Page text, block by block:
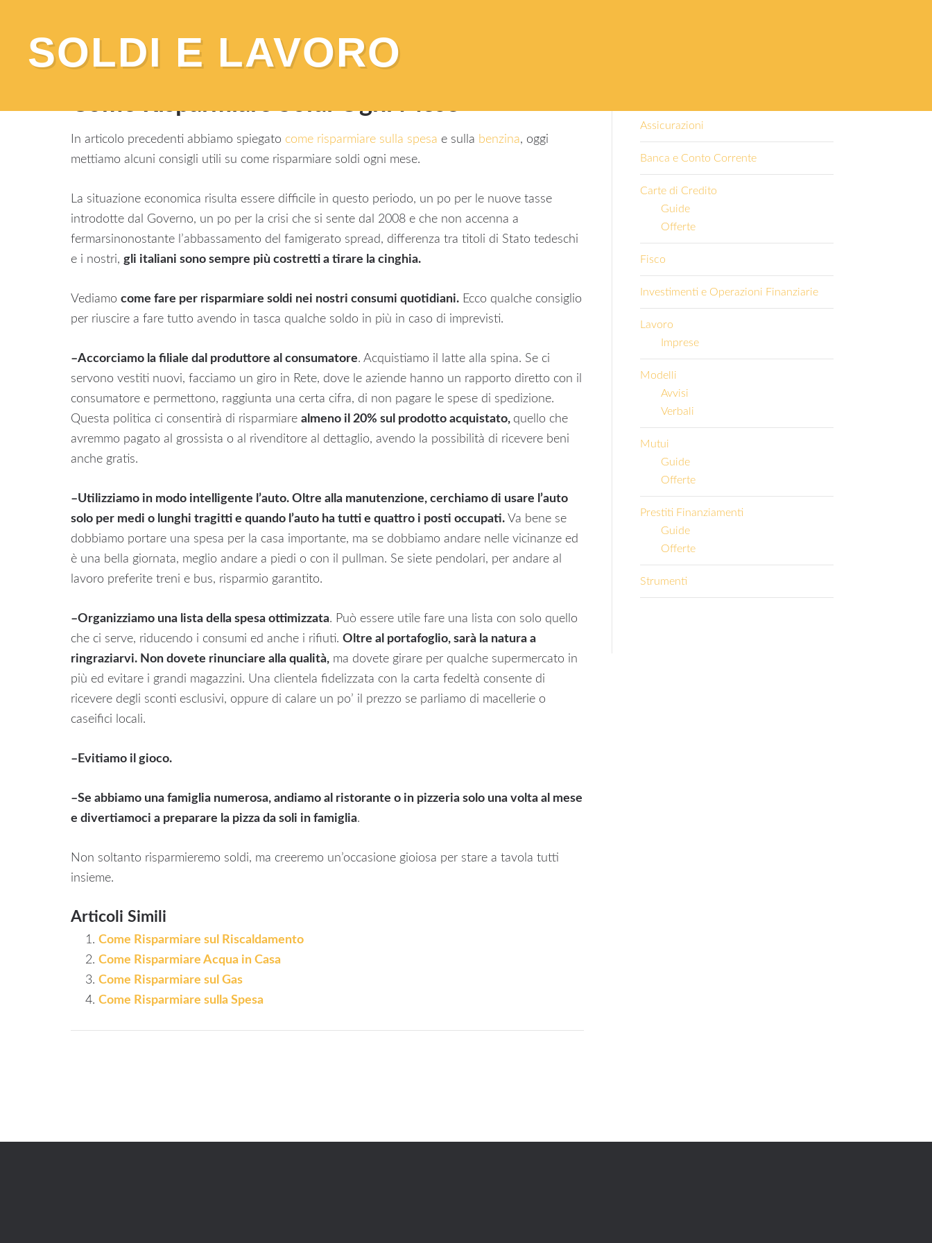
SOLDI E LAVORO
You are here:Home / Altro /Come Risparmiare Soldi Ogni Mese
In articolo precedenti abbiamo spiegato come risparmiare sulla spesa e sulla benzina, oggi
mettiamo alcuni consigli utili su come risparmiare soldi ogni mese.
La situazione economica risulta essere difficile in questo periodo, un po per le nuove tasse
introdotte dal Governo, un po per la crisi che si sente dal 2008 e che non accenna a
fermarsinonostante l’abbassamento del famigerato spread, differenza tra titoli di Stato tedeschi
e i nostri, gli italiani sono sempre più costretti a tirare la cinghia.
Vediamo come fare per risparmiare soldi nei nostri consumi quotidiani. Ecco qualche consiglio
per riuscire a fare tutto avendo in tasca qualche soldo in più in caso di imprevisti.
–Accorciamo la filiale dal produttore al consumatore. Acquistiamo il latte alla spina. Se ci
servono vestiti nuovi, facciamo un giro in Rete, dove le aziende hanno un rapporto diretto con il
consumatore e permettono, raggiunta una certa cifra, di non pagare le spese di spedizione.
Questa politica ci consentirà di risparmiare almeno il 20% sul prodotto acquistato, quello che
avremmo pagato al grossista o al rivenditore al dettaglio, avendo la possibilità di ricevere beni
anche gratis.
–Utilizziamo in modo intelligente l’auto. Oltre alla manutenzione, cerchiamo di usare l’auto
solo per medi o lunghi tragitti e quando l’auto ha tutti e quattro i posti occupati. Va bene se
dobbiamo portare una spesa per la casa importante, ma se dobbiamo andare nelle vicinanze ed
è una bella giornata, meglio andare a piedi o con il pullman. Se siete pendolari, per andare al
lavoro preferite treni e bus, risparmio garantito.
–Organizziamo una lista della spesa ottimizzata. Può essere utile fare una lista con solo quello
che ci serve, riducendo i consumi ed anche i rifiuti. Oltre al portafoglio, sarà la natura a
ringraziarvi. Non dovete rinunciare alla qualità, ma dovete girare per qualche supermercato in
più ed evitare i grandi magazzini. Una clientela fidelizzata con la carta fedeltà consente di
ricevere degli sconti esclusivi, oppure di calare un po’ il prezzo se parliamo di macellerie o
caseifici locali.
– Evitiamo il gioco.
–Se abbiamo una famiglia numerosa, andiamo al ristorante o in pizzeria solo una volta al mese
e divertiamoci a preparare la pizza da soli in famiglia.
Non soltanto risparmieremo soldi, ma creeremo un’occasione gioiosa per stare a tavola tutti
insieme.
Articoli Simili
Come Risparmiare sul Riscaldamento
Come Risparmiare Acqua in Casa
Come Risparmiare sul Gas
Come Risparmiare sulla Spesa
Assicurazioni
Banca e Conto Corrente
Carte di Credito
Guide
Offerte
Fisco
Investimenti e Operazioni Finanziarie
Lavoro
Imprese
Modelli
Avvisi
Verbali
Mutui
Guide
Offerte
Prestiti Finanziamenti
Guide
Offerte
Strumenti